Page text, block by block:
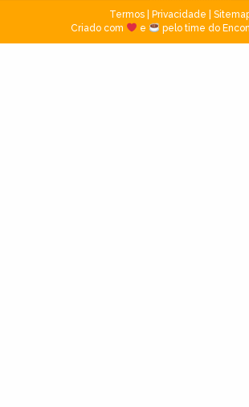
Termos| Privacidade
Criado com
e pelo time do